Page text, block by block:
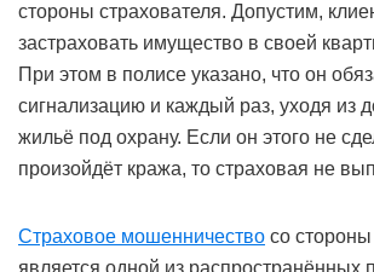
стороны страхователя. Допустим,
застраховать имущество в своей
При этом в полисе указано, что он
сигнализацию и каждый раз, уходя из
жильё под охрану. Если он этого не
произойдёт кража, то страховая не
Страховое мошенничество со